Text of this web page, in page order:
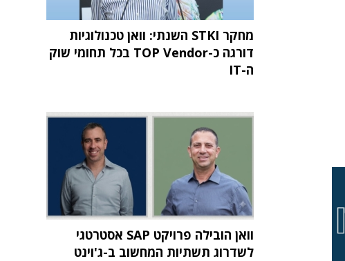
מחקר STKI השנתי: וואן טכנולוגיות
דורגה כ-TOP Vendor בכל תחומי שוק
ה-IT
וואן הובילה פרויקט SAP אסטרטגי
לשדרוג תשתיות המחשוב ב-ג'וינט